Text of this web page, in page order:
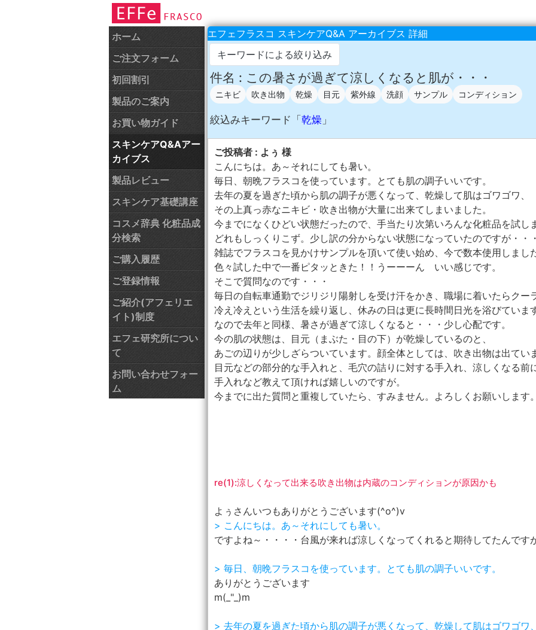
ホーム
ご注文フォーム
初回割引
製品のご案内
お買い物ガイド
スキンケアQ&Aアー
カイブス
製品レビュー
スキンケア基礎講座
コスメ辞典 化粧品成
分検索
ご購入履歴
ご登録情報
ご紹介(アフェリエ
イト)制度
エフェ研究所につい
て
お問い合わせフォー
ム
エフェフラスコ スキンケアQ&A アーカイブス 詳細
キーワードによる絞り込み
件名 : この暑さが過ぎて涼しくなると肌が・・・
ニキビ 吹き出物 乾燥 目元 紫外線 洗顔 サンプル コンディション
絞込みキーワード「 乾燥 」
ご投稿者 : よぅ 様
こんにちは。あ～それにしても暑い。
毎日、朝晩フラスコを使っています。とても肌の調子いいです。
去年の夏を過ぎた頃から肌の調子が悪くなって、乾燥して肌はゴワゴワ、
その上真っ赤なニキビ・吹き出物が大量に出来てしまいました。
今までになくひどい状態だったので、手当たり次第いろんな化粧品を試し
どれもしっくりこず。少し訳の分からない状態になっていたのですが・・・
雑誌でフラスコを見かけサンプルを頂いて使い始め、今で数本使用しました
色々試した中で一番ピタッときた！！うーーーん いい感じです。
そこで質問なのです・・・
毎日の自転車通勤でジリジリ陽射しを受け汗をかき、職場に着いたらクー
冷え冷えという生活を繰り返し、休みの日は更に長時間日光を浴びています
なので去年と同様、暑さが過ぎて涼しくなると・・・少し心配です。
今の肌の状態は、目元（まぶた・目の下）が乾燥しているのと、
あごの辺りが少しざらついています。顔全体としては、吹き出物は出てい
目元などの部分的な手入れと、毛穴の詰りに対する手入れ、涼しくなる前
手入れなど教えて頂ければ嬉しいのですが。
今までに出た質問と重複していたら、すみません。よろしくお願いします。
re(1):涼しくなって出来る吹き出物は内蔵のコンディションが原因かも
よぅさんいつもありがとうございます(^o^)v
> こんにちは。あ～それにしても暑い。
ですよね～・・・・台風が来れば涼しくなってくれると期待してたんです
> 毎日、朝晩フラスコを使っています。とても肌の調子いいです。
ありがとうございます
m(_"_)m
> 去年の夏を過ぎた頃から肌の調子が悪くなって、乾燥して肌はゴワゴワ、